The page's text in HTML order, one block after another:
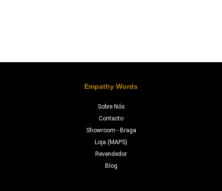
Empathy Words
Sobre Nós
Contacto
Showroom - Braga
Loja (MAPS)
Revendedor
Blog